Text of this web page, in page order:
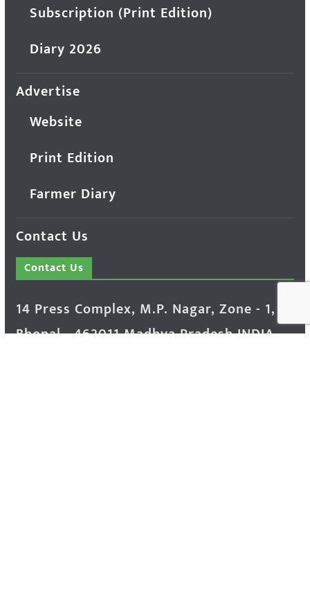
Subscription (Print Edition)
Diary 2026
Advertise
Website
Print Edition
Farmer Diary
Contact Us
Contact Us
14 Press Complex, M.P. Nagar, Zone - 1,
Bhopal - 462011 Madhya Pradesh INDIA ---